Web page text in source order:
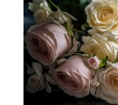
シ
ー
ド